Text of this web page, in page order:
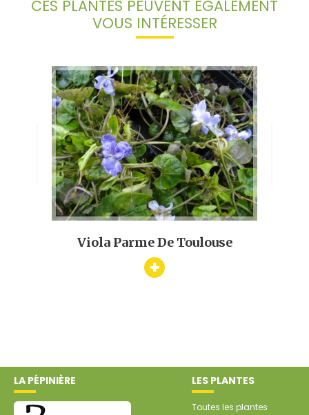
CES PLANTES PEUVENT ÉGALEMENT
VOUS INTÉRESSER
Viola Parme De Toulouse
+
LA PÉPINIÈRE LES PLANTES
Toutes les plantes